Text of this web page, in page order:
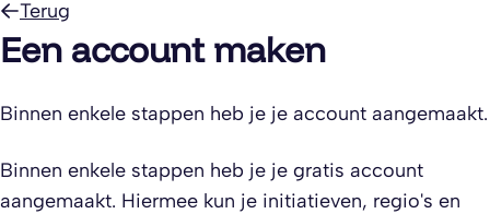
Terug
Een account maken
Binnen enkele stappen heb je je account aangemaakt.
Binnen enkele stappen heb je je gratis account
aangemaakt. Hiermee kun je initiatieven, regio's en